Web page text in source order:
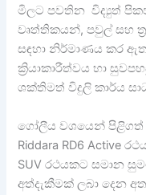
මිලට පවතින විද්‍යුත්
වෘත්තිකයන්, පවුල් සහ
සඳහා නිර්මාණය කර
ක්‍රියාකාරීත්වය හා
ශක්තිමත් විදුලි කාර්ය
ගෝලීය වශයෙන්
Riddara RD6 Active
SUV රථයකට සමාන
අත්දැකීමක් ලබා දෙන